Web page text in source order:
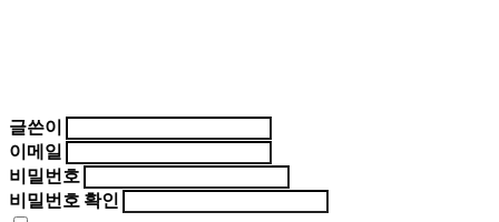
글쓴이
이메일
비밀번호
비밀번호 확인